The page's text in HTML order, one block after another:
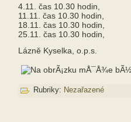
4.11. čas 10.30 hodin,
11.11. čas 10.30 hodin,
18.11. čas 10.30 hodin,
25.11. čas 10.30 hodin,
Lázně Kyselka, o.p.s.
Rubriky: Nezařazené